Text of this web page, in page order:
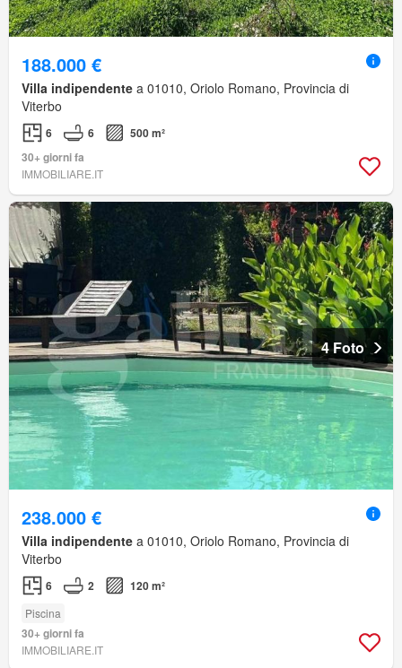
188.000 €
Villa indipendente a 01010, Oriolo Romano, Provincia di
Viterbo
6 6
500 m²
30+ giorni fa
IMMOBILIARE.IT
4 Foto
238.000 €
Villa indipendente a 01010, Oriolo Romano, Provincia di
Viterbo
6 2 120 m²
Piscina
30+ giorni fa
IMMOBILIARE.IT